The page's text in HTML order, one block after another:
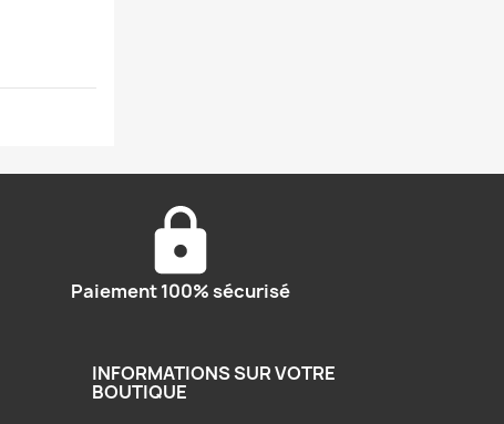
Paiement 100% sécurisé
INFORMATIONS SUR VOTRE
BOUTIQUE